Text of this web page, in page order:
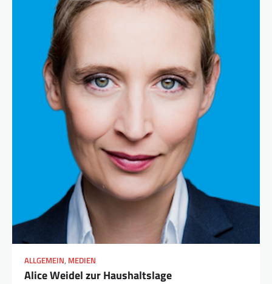
ALLGEMEIN, MEDIEN
Alice Weidel zur Haushaltslage